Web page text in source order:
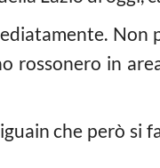
rossonero in
che però si